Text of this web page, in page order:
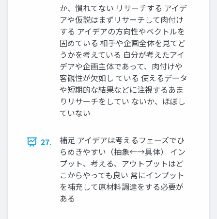
か、慣れてない リサーチする アイデ
アや仮説はまずリサーチして肉付け
する アイデアの方向性やベクトルを
固めている 相手や企画全体を見てど
うかを考えている 自分が考えたアイ
デアや企画主体であって、肉付けや
客観性が欠如し ている 使えるデータ
や短期的な結果などに注視するあま
りリサーチをしてい ないか、ほぼし
ていない
27.
補足 アイデアは考えるフェーズでひ
らめきやすい（抽象←→具体） イン
プット、考える、アウトプットはど
こからやっても良い 常にインプット
を補充して原材料調達をする必要が
ある